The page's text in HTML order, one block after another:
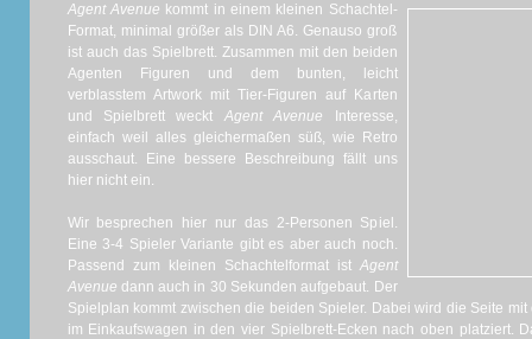
Agent Avenue kommt in einem kleinen Schachtel-
Format, minimal größer als DIN A6. Genauso groß
ist auch das Spielbrett. Zusammen mit den beiden
Agenten Figuren und dem bunten, leicht
verblasstem Artwork mit Tier-Figuren auf Karten
und Spielbrett weckt Agent Avenue Interesse,
einfach weil alles gleichermaßen süß, wie Retro
ausschaut. Eine bessere Beschreibung fällt uns
hier nicht ein.
Wir besprechen hier nur das 2-Personen Spiel.
Eine 3-4 Spieler Variante gibt es aber auch noch.
Passend zum kleinen Schachtelformat ist Agent
Avenue dann auch in 30 Sekunden aufgebaut. Der
Spielplan kommt zwischen die beiden Spieler. Dabei wird die Seite
im Einkaufswagen in den vier Spielbrett-Ecken nach oben platziert.